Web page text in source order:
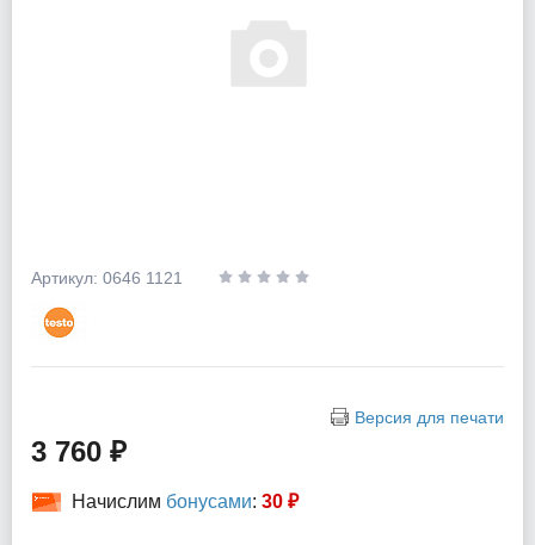
Артикул: 0646 1121
Версия для печати
3 760 ₽
Начислим бонусами: 30 ₽